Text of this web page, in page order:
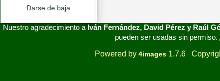
Darse de baja
Nuestro agradecimiento a Iván Fernández, David Pérez y Raúl
pueden ser usadas sin permiso.
Powered by 4images 1.7.6